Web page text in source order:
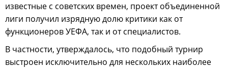
известные с советских времен, проект объединенной
лиги получил изрядную долю критики как от
функционеров УЕФА, так и от специалистов.
В частности, утверждалось, что подобный турнир
выстроен исключительно для нескольких наиболее